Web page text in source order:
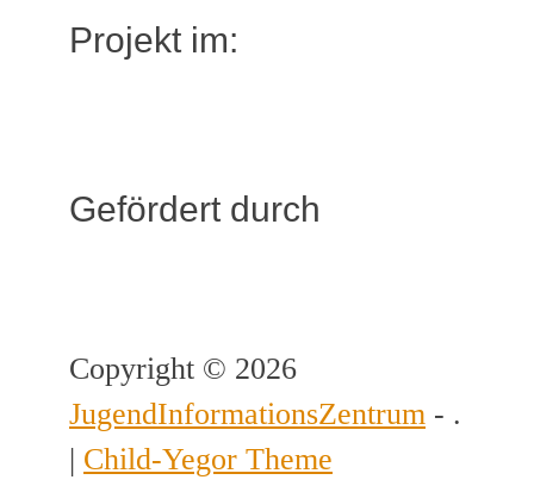
Projekt im:
Gefördert durch
Copyright © 2026
JugendInformationsZentrum - .
| Child-Yegor Theme